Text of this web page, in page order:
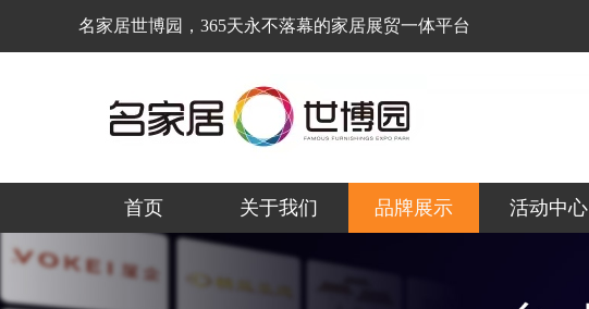
名家居世博园，365天永不落幕的家居展贸一体平台
首页 关于我们 品牌展示 活动中心